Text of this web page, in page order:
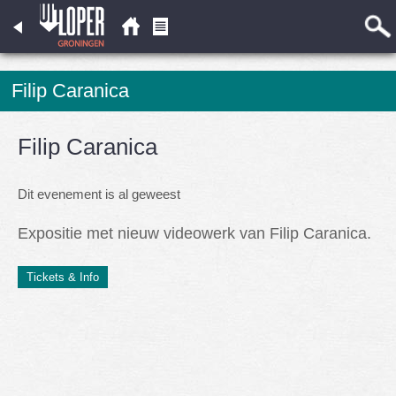
Filip Caranica
Filip Caranica
Dit evenement is al geweest
Expositie met nieuw videowerk van Filip Caranica.
Tickets & Info